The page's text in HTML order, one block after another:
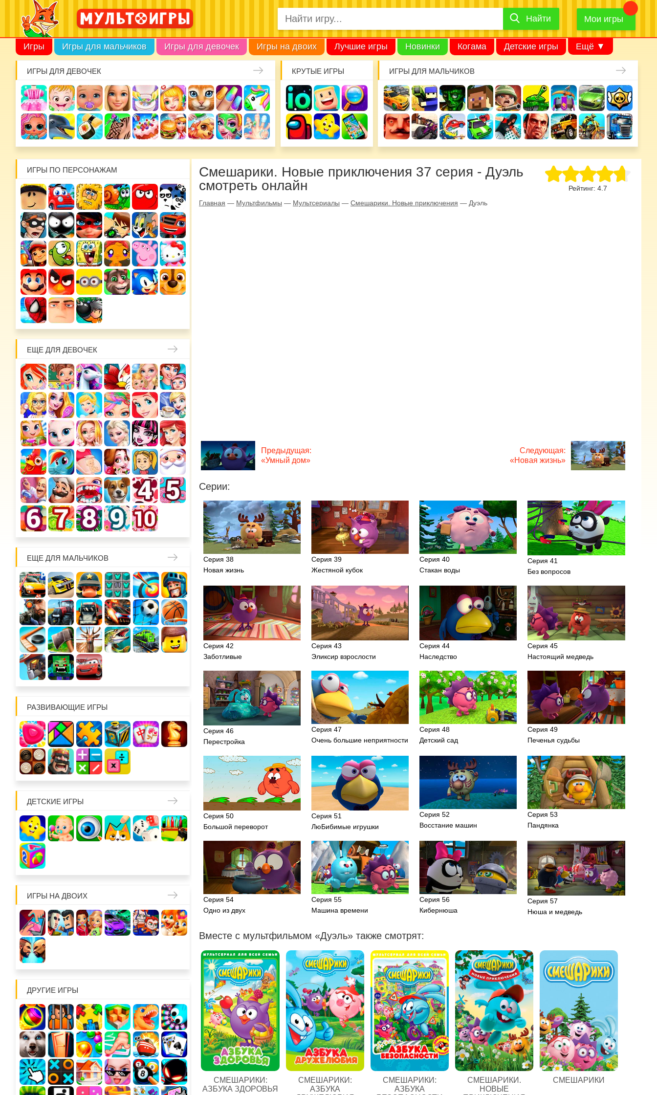
Найти
Найти Мои игры
Игры Игры для мальчиков Игры для девочек Игры на двоих Лучшие игры Новинки Когама Детские игры Ещё ▼
ИГРЫ ДЛЯ ДЕВОЧЕК КРУТЫЕ ИГРЫ ИГРЫ ДЛЯ МАЛЬЧИКОВ
ИГРЫ ПО ПЕРСОНАЖАМ
ЕЩЕ ДЛЯ ДЕВОЧЕК
ЕЩЕ ДЛЯ МАЛЬЧИКОВ
РАЗВИВАЮЩИЕ ИГРЫ
ДЕТСКИЕ ИГРЫ
ИГРЫ НА ДВОИХ
ДРУГИЕ ИГРЫ
Рейтинг: 4.7
Смешарики. Новые приключения 37 серия - Дуэль
смотреть онлайн
Главная — Мультфильмы — Мультсериалы — Смешарики. Новые приключения — Дуэль
Предыдущая:
«Умный дом»
Следующая:
«Новая жизнь»
Серии:
Серия 38
Новая жизнь
Серия 39
Жестяной кубок
Серия 40
Стакан воды
Серия 41
Без вопросов
Серия 42
Заботливые
Серия 43
Эликсир взрослости
Серия 44
Наследство
Серия 45
Настоящий медведь
Серия 46
Перестройка
Серия 47
Очень большие неприятности
Серия 48
Детский сад
Серия 49
Печенья судьбы
Серия 50
Большой переворот
Серия 51
ЛюБибимые игрушки
Серия 52
Восстание машин
Серия 53
Пандянка
Серия 54
Одно из двух
Серия 55
Машина времени
Серия 56
Кибернюша
Серия 57
Нюша и медведь
Вместе с мультфильмом «Дуэль» также смотрят:
СМЕШАРИКИ:
АЗБУКА ЗДОРОВЬЯ
СМЕШАРИКИ:
АЗБУКА
СМЕШАРИКИ:
АЗБУКА
СМЕШАРИКИ.
НОВЫЕ
СМЕШАРИКИ